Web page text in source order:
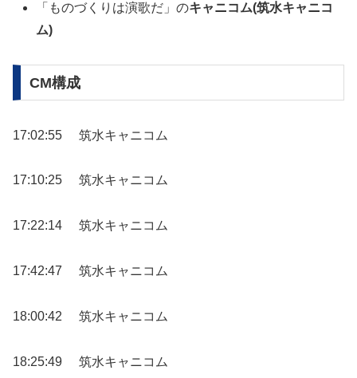
「ものづくりは演歌だ」のキャニコム(筑水キャニコ
ム)
CM構成
17:02:55 筑水キャニコム
17:10:25 筑水キャニコム
17:22:14 筑水キャニコム
17:42:47 筑水キャニコム
18:00:42 筑水キャニコム
18:25:49 筑水キャニコム